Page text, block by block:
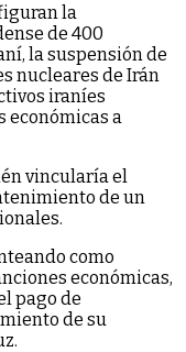
la
de 400
la suspensión de
nucleares de Irán
iraníes
económicas a
vincularía el
de un
como
económicas,
pago de
de su